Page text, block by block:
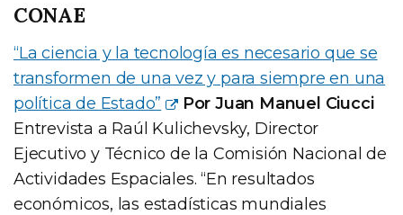
CONAE
“La ciencia y la tecnología es necesario que se
transformen de una vez y para siempre en una
política de Estado”
Por Juan Manuel Ciucci
Entrevista a Raúl Kulichevsky, Director
Ejecutivo y Técnico de la Comisión Nacional de
Actividades Espaciales. “En resultados
económicos, las estadísticas mundiales